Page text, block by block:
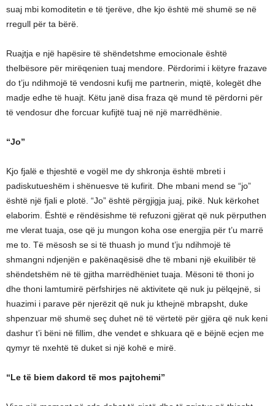
suaj mbi komoditetin e të tjerëve, dhe kjo është më shumë se në
rregull për ta bërë.
Ruajtja e një hapësire të shëndetshme emocionale është
thelbësore për mirëqenien tuaj mendore. Përdorimi i këtyre frazave
do t’ju ndihmojë të vendosni kufij me partnerin, miqtë, kolegët dhe
madje edhe të huajt. Këtu janë disa fraza që mund të përdorni për
të vendosur dhe forcuar kufijtë tuaj në një marrëdhënie.
“Jo”
Kjo fjalë e thjeshtë e vogël me dy shkronja është mbreti i
padiskutueshëm i shënuesve të kufirit. Dhe mbani mend se “jo”
është një fjali e plotë. “Jo” është përgjigja juaj, pikë. Nuk kërkohet
elaborim. Është e rëndësishme të refuzoni gjërat që nuk përputhen
me vlerat tuaja, ose që ju mungon koha ose energjia për t’u marrë
me to. Të mësosh se si të thuash jo mund t’ju ndihmojë të
shmangni ndjenjën e pakënaqësisë dhe të mbani një ekuilibër të
shëndetshëm në të gjitha marrëdhëniet tuaja. Mësoni të thoni jo
dhe thoni lamtumirë përfshirjes në aktivitete që nuk ju pëlqejnë, si
huazimi i parave për njerëzit që nuk ju kthejnë mbrapsht, duke
shpenzuar më shumë seç duhet në të vërtetë për gjëra që nuk keni
dashur t’i bëni në fillim, dhe vendet e shkuara që e bëjnë ecjen me
qymyr të nxehtë të duket si një kohë e mirë.
“Le të biem dakord të mos pajtohemi”